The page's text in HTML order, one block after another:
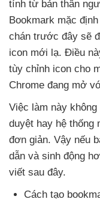
tính từ bản thân
Bookmark mặc
chán trước đây sẽ
icon mới lạ. Điều
tùy chỉnh icon cho
Chrome đang mở
Việc làm này
duyệt hay hệ thống
đơn giản. Vậy nếu
dẫn và sinh động
viết sau đây.
Cách tạo